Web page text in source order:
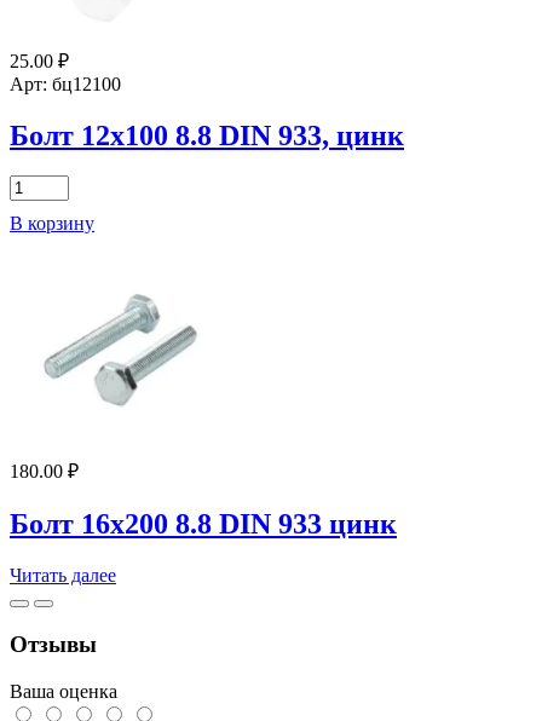
25.00 ₽
Арт: бц12100
Болт 12х100 8.8 DIN 933, цинк
Количество
товара
Болт
В корзину
180.00 ₽
Болт 16х200 8.8 DIN 933 цинк
Читать далее
Отзывы
Ваша оценка